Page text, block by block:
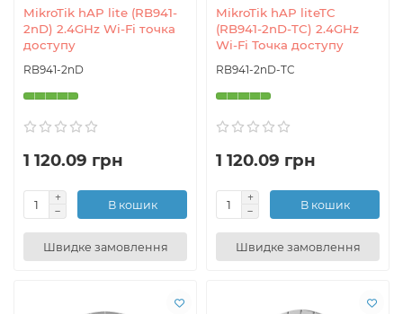
MikroTik hAP lite (RB941-
2nD) 2.4GHz Wi-Fi точка
доступу
RB941-2nD
1 120.09 грн
В кошик
Швидке замовлення
MikroTik hAP liteTC
(RB941-2nD-TC) 2.4GHz
Wi-Fi Точка доступу
RB941-2nD-TC
1 120.09 грн
В кошик
Швидке замовлення